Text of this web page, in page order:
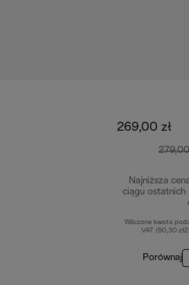
269,00 zł
279,00
Najniższa
ciągu ostatnich
Wliczona kwota
VAT (50,30
Porównaj